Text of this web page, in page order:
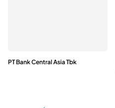
PT Bank Central Asia Tbk